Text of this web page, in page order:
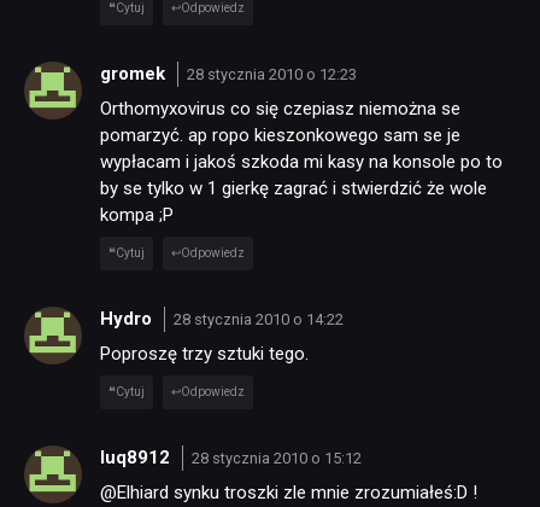
Cytuj Odpowiedz
gromek 28 stycznia 2010 o 12:23
Orthomyxovirus co się czepiasz niemożna se
pomarzyć. ap ropo kieszonkowego sam se je
wypłacam i jakoś szkoda mi kasy na konsole po to
by se tylko w 1 gierkę zagrać i stwierdzić że wole
kompa ;P
Cytuj Odpowiedz
Hydro 28 stycznia 2010 o 14:22
Poproszę trzy sztuki tego.
Cytuj Odpowiedz
luq8912 28 stycznia 2010 o 15:12
@Elhiard synku troszki zle mnie zrozumiałeś:D !